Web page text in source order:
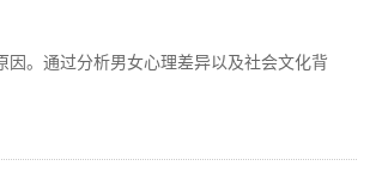
因。通过分析男女心理差异以及社会文化背